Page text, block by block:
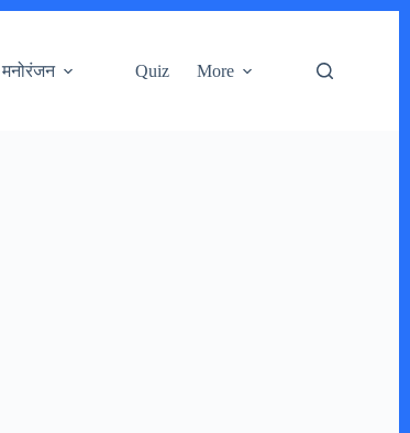
मनोरंजन Quiz More